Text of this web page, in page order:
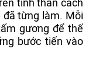
tinh thần cách
đã từng làm. Mỗi
gương để thế
bước tiến vào